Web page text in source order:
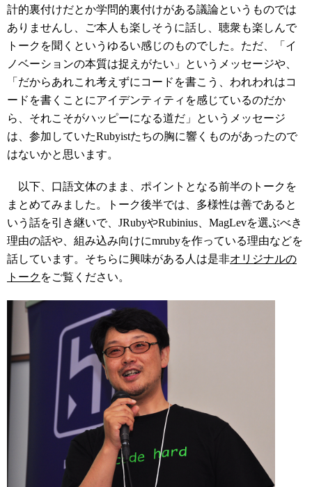
計的裏付けだとか学問的裏付けがある議論というものでは
ありませんし、ご本人も楽しそうに話し、聴衆も楽しんで
トークを聞くというゆるい感じのものでした。ただ、「イ
ノベーションの本質は捉えがたい」というメッセージや、
「だからあれこれ考えずにコードを書こう、われわれはコ
ードを書くことにアイデンティティを感じているのだか
ら、それこそがハッピーになる道だ」というメッセージ
は、参加していたRubyistたちの胸に響くものがあったので
はないかと思います。
以下、口語文体のまま、ポイントとなる前半のトークを
まとめてみました。トーク後半では、多様性は善であると
いう話を引き継いで、JRubyやRubinius、MagLevを選ぶべき
理由の話や、組み込み向けにmrubyを作っている理由などを
話しています。そちらに興味がある人は是非オリジナルの
トーク をご覧ください。